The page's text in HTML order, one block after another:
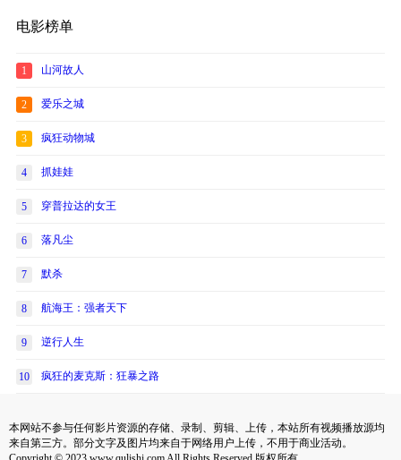
电影榜单
1 山河故人
2 爱乐之城
3 疯狂动物城
4 抓娃娃
5 穿普拉达的女王
6 落凡尘
7 默杀
8 航海王：强者天下
9 逆行人生
10 疯狂的麦克斯：狂暴之路
本网站不参与任何影片资源的存储、录制、剪辑、上传，本站所有视频播放源均
来自第三方。部分文字及图片均来自于网络用户上传，不用于商业活动。